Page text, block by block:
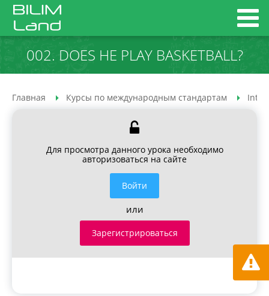
002. DOES HE PLAY BASKETBALL?
Главная Курсы по международным стандартам
Для просмотра данного урока необходимо
авторизоваться на сайте
Войти
или
Зарегистрироваться